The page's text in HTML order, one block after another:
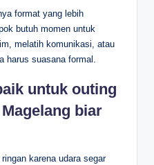
format yang lebih
butuh momen untuk
melatih komunikasi, atau
harus suasana formal.
untuk outing
biar
karena udara segar